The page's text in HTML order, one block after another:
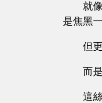
就
是焦黑
但
而
這